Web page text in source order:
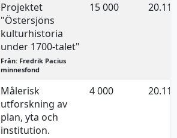
Projektet
"Östersjöns
kulturhistoria
under 1700-talet"
Från: Fredrik Pacius
minnesfond
15 000
Målerisk
utforskning av
plan, yta och
institution.
4 000